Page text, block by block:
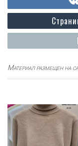
Материал размещен на